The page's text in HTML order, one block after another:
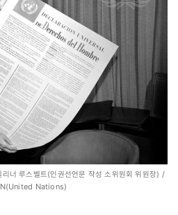
너 루스벨트(인권선언문 작성 소위원회 위원장) /
Nations)